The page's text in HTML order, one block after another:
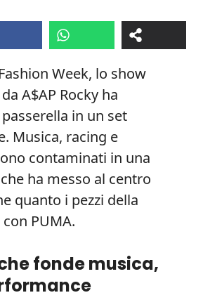
Week, lo show
A$AP Rocky ha
in un set
Musica, racing e
contaminati in una
ha messo al centro
quanto i pezzi della
PUMA.
fonde musica,